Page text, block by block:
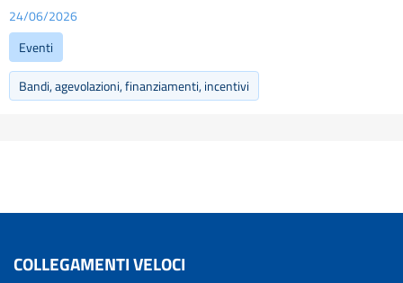
24/06/2026
Eventi
Bandi, agevolazioni, finanziamenti, incentivi
COLLEGAMENTI VELOCI